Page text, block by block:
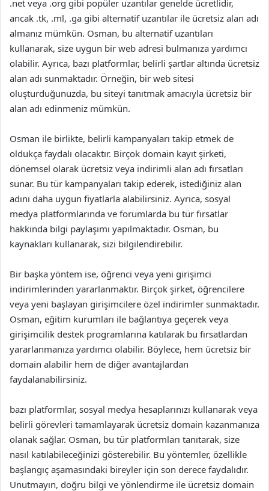
.net veya .org gibi popüler uzantılar genelde ücretlidir,
ancak .tk, .ml, .ga gibi alternatif uzantılar ile ücretsiz alan adı
almanız mümkün. Osman, bu alternatif uzantıları
kullanarak, size uygun bir web adresi bulmanıza yardımcı
olabilir. Ayrıca, bazı platformlar, belirli şartlar altında ücretsiz
alan adı sunmaktadır. Örneğin, bir web sitesi
oluşturduğunuzda, bu siteyi tanıtmak amacıyla ücretsiz bir
alan adı edinmeniz mümkün.
Osman ile birlikte, belirli kampanyaları takip etmek de
oldukça faydalı olacaktır. Birçok domain kayıt şirketi,
dönemsel olarak ücretsiz veya indirimli alan adı fırsatları
sunar. Bu tür kampanyaları takip ederek, istediğiniz alan
adını daha uygun fiyatlarla alabilirsiniz. Ayrıca, sosyal
medya platformlarında ve forumlarda bu tür fırsatlar
hakkında bilgi paylaşımı yapılmaktadır. Osman, bu
kaynakları kullanarak, sizi bilgilendirebilir.
Bir başka yöntem ise, öğrenci veya yeni girişimci
indirimlerinden yararlanmaktır. Birçok şirket, öğrencilere
veya yeni başlayan girişimcilere özel indirimler sunmaktadır.
Osman, eğitim kurumları ile bağlantıya geçerek veya
girişimcilik destek programlarına katılarak bu fırsatlardan
yararlanmanıza yardımcı olabilir. Böylece, hem ücretsiz bir
domain alabilir hem de diğer avantajlardan
faydalanabilirsiniz.
bazı platformlar, sosyal medya hesaplarınızı kullanarak veya
belirli görevleri tamamlayarak ücretsiz domain kazanmanıza
olanak sağlar. Osman, bu tür platformları tanıtarak, size
nasıl katılabileceğinizi gösterebilir. Bu yöntemler, özellikle
başlangıç aşamasındaki bireyler için son derece faydalıdır.
Unutmayın, doğru bilgi ve yönlendirme ile ücretsiz domain